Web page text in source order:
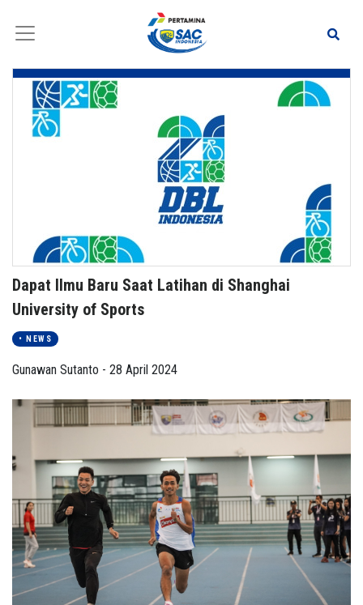
Dapat Ilmu Baru Saat Latihan di Shanghai
University of Sports
• NEWS
Gunawan Sutanto - 28 April 2024